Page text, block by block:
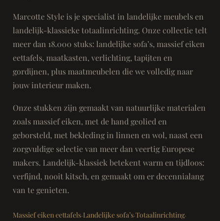
Marcotte Style is je specialist in landelijke meubels en
landelijk-klassieke totaalinrichting. Onze collectie telt
meer dan 18.000 stuks: landelijke sofa’s, massief eiken
eettafels, maatkasten, verlichting, tapijten en
gordijnen, plus maatmeubelen die we volledig naar
jouw interieur maken.
Onze stukken zijn gemaakt van natuurlijke materialen
zoals massief eiken, met de hand geolied en
geborsteld, met bekleding in linnen en wol, naast een
zorgvuldige selectie van meer dan veertig Europese
makers. Landelijk-klassiek betekent warm en tijdloos:
verfijnd, nooit kitsch, en gemaakt om er decennialang
van te genieten.
Massief eiken eettafels·Landelijke sofa’s·Totaalinrichting·